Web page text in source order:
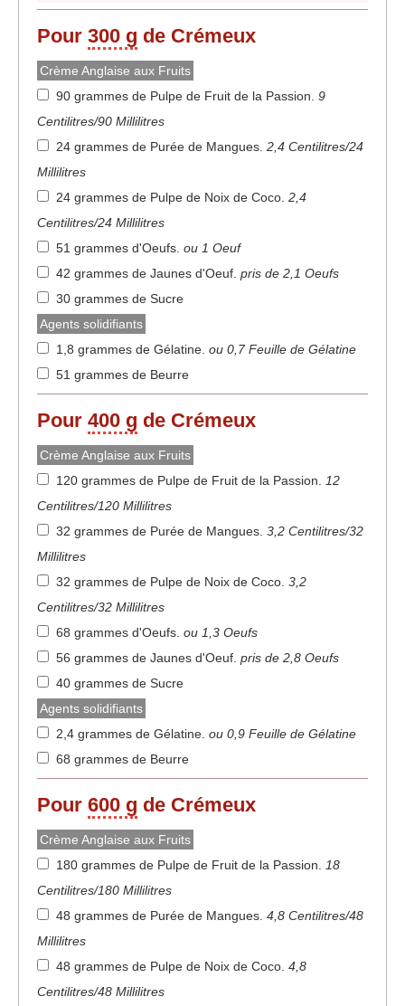
Pour 300 g de Crémeux
Crème Anglaise aux Fruits
90 grammes de Pulpe de Fruit de la Passion. 9
Centilitres/90 Millilitres
24 grammes de Purée de Mangues. 2,4 Centilitres/24
Millilitres
24 grammes de Pulpe de Noix de Coco. 2,4
Centilitres/24 Millilitres
51 grammes d'Oeufs. ou 1 Oeuf
42 grammes de Jaunes d'Oeuf. pris de 2,1 Oeufs
30 grammes de Sucre
Agents solidifiants
1,8 grammes de Gélatine. ou 0,7 Feuille de Gélatine
51 grammes de Beurre
Pour 400 g de Crémeux
Crème Anglaise aux Fruits
120 grammes de Pulpe de Fruit de la Passion. 12
Centilitres/120 Millilitres
32 grammes de Purée de Mangues. 3,2 Centilitres/32
Millilitres
32 grammes de Pulpe de Noix de Coco. 3,2
Centilitres/32 Millilitres
68 grammes d'Oeufs. ou 1,3 Oeufs
56 grammes de Jaunes d'Oeuf. pris de 2,8 Oeufs
40 grammes de Sucre
Agents solidifiants
2,4 grammes de Gélatine. ou 0,9 Feuille de Gélatine
68 grammes de Beurre
Pour 600 g de Crémeux
Crème Anglaise aux Fruits
180 grammes de Pulpe de Fruit de la Passion. 18
Centilitres/180 Millilitres
48 grammes de Purée de Mangues. 4,8 Centilitres/48
Millilitres
48 grammes de Pulpe de Noix de Coco. 4,8
Centilitres/48 Millilitres